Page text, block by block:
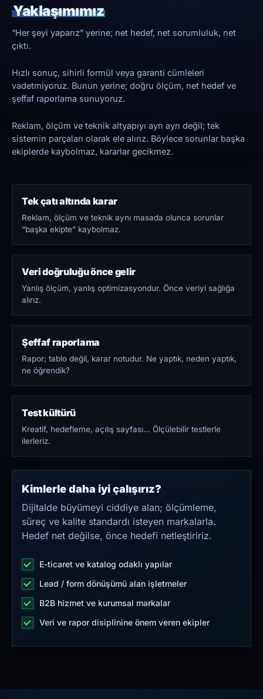
Yaklaşımımız
“Her şeyi yaparız” yerine; net hedef, net sorumluluk, net
çıktı.
Hızlı sonuç, sihirli formül veya garanti cümleleri
vadetmiyoruz. Bunun yerine; doğru ölçüm, net hedef ve
şeffaf raporlama sunuyoruz.
Reklam, ölçüm ve teknik altyapıyı ayrı ayrı değil; tek
sistemin parçaları olarak ele alırız. Böylece sorunlar başka
ekiplerde kaybolmaz, kararlar gecikmez.
Tek çatı altında karar
Reklam, ölçüm ve teknik aynı masada olunca sorunlar
“başka ekipte” kaybolmaz.
Veri doğruluğu önce gelir
Yanlış ölçüm, yanlış optimizasyondur. Önce veriyi sağlığa
alırız.
Şeffaf raporlama
Rapor; tablo değil, karar notudur. Ne yaptık, neden yaptık,
ne öğrendik?
Test kültürü
Kreatif, hedefleme, açılış sayfası… Ölçülebilir testlerle
ilerleriz.
Kimlerle daha iyi çalışırız?
Dijitalde büyümeyi ciddiye alan; ölçümleme,
süreç ve kalite standardı isteyen markalarla.
Hedef net değilse, önce hedefi netleştiririz.
E-ticaret ve katalog odaklı yapılar
Lead / form dönüşümü alan işletmeler
B2B hizmet ve kurumsal markalar
Veri ve rapor disiplinine önem veren ekipler